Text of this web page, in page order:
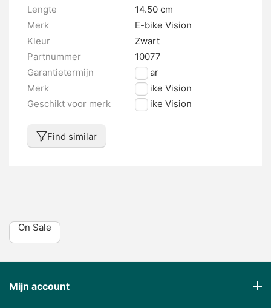
Lengte
14.50 cm
Merk
E-bike Vision
Kleur
Zwart
Partnummer
10077
Garantietermijn
2 jaar
Merk
E-bike Vision
Geschikt voor merk
E-bike Vision
Find similar
On Sale
Mijn account